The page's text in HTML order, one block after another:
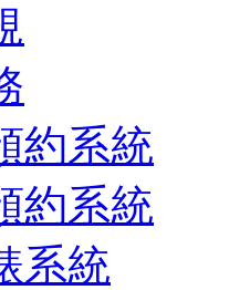
約系統
約系統
系統